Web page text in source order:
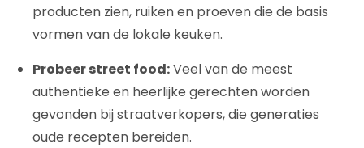
producten zien, ruiken en proeven die de basis
vormen van de lokale keuken.
Probeer street food:Veel van de meest
authentieke en heerlijke gerechten worden
gevonden bij straatverkopers, die generaties
oude recepten bereiden.